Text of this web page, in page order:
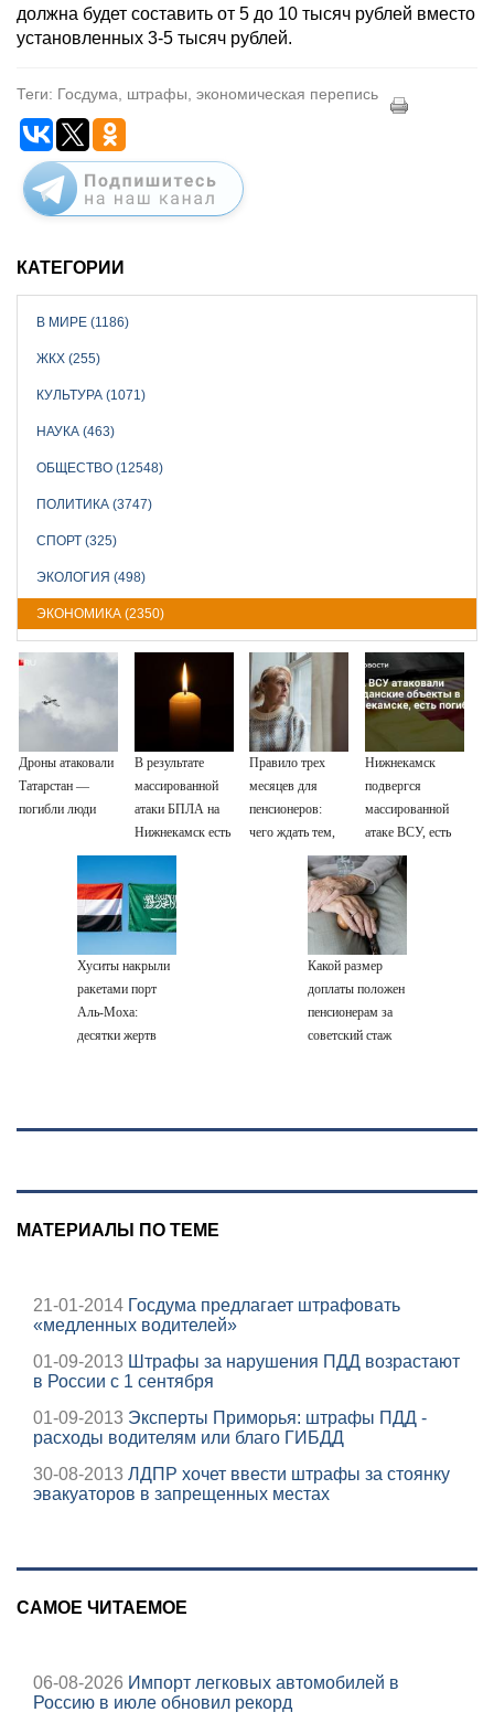
должна будет составить от 5 до 10 тысяч рублей вместо
установленных 3-5 тысяч рублей.
Теги: Госдума, штрафы, экономическая перепись
КАТЕГОРИИ
В МИРЕ (1186)
ЖКХ (255)
КУЛЬТУРА (1071)
НАУКА (463)
ОБЩЕСТВО (12548)
ПОЛИТИКА (3747)
СПОРТ (325)
ЭКОЛОГИЯ (498)
ЭКОНОМИКА (2350)
Дроны атаковали
Татарстан —
погибли люди
В результате
массированной
атаки БПЛА на
Нижнекамск есть
погибшие
Правило трех
месяцев для
пенсионеров:
чего ждать тем,
кому приходит
пенсия на карту
Нижнекамск
подвергся
массированной
атаке ВСУ, есть
погибшие
Хуситы накрыли
ракетами порт
Аль-Моха:
десятки жертв
Какой размер
доплаты положен
пенсионерам за
советский стаж
МАТЕРИАЛЫ ПО ТЕМЕ
21-01-2014 Госдума предлагает штрафовать
«медленных водителей»
01-09-2013 Штрафы за нарушения ПДД возрастают
в России с 1 сентября
01-09-2013 Эксперты Приморья: штрафы ПДД -
расходы водителям или благо ГИБДД
30-08-2013 ЛДПР хочет ввести штрафы за стоянку
эвакуаторов в запрещенных местах
САМОЕ ЧИТАЕМОЕ
06-08-2026 Импорт легковых автомобилей в
Россию в июле обновил рекорд